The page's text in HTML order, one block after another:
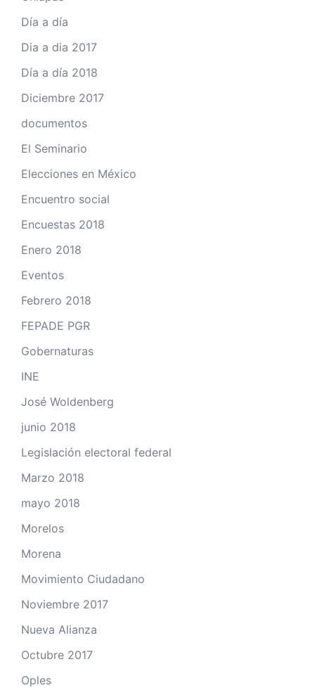
Día a día
Dia a dia 2017
Día a día 2018
Diciembre 2017
documentos
El Seminario
Elecciones en México
Encuentro social
Encuestas 2018
Enero 2018
Eventos
Febrero 2018
FEPADE PGR
Gobernaturas
INE
José Woldenberg
junio 2018
Legislación electoral federal
Marzo 2018
mayo 2018
Morelos
Morena
Movimiento Ciudadano
Noviembre 2017
Nueva Alianza
Octubre 2017
Oples